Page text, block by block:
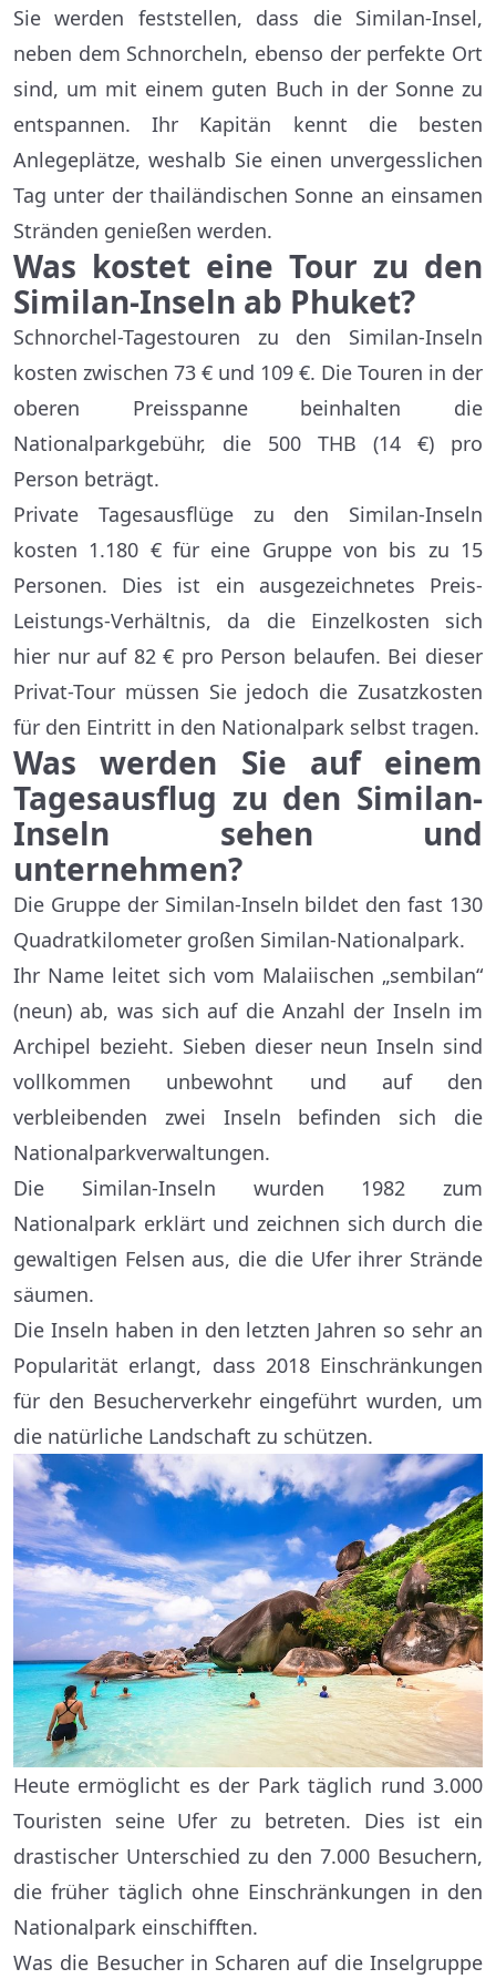
Sie werden feststellen, dass die Similan-Insel,
neben dem Schnorcheln, ebenso der perfekte Ort
sind, um mit einem guten Buch in der Sonne zu
entspannen. Ihr Kapitän kennt die besten
Anlegeplätze, weshalb Sie einen unvergesslichen
Tag unter der thailändischen Sonne an einsamen
Stränden genießen werden.
Was kostet eine Tour zu den
Similan-Inseln ab Phuket?
Schnorchel-Tagestouren zu den Similan-Inseln
kosten zwischen 73 € und 109 €. Die Touren in der
oberen Preisspanne beinhalten die
Nationalparkgebühr, die 500 THB (14 €) pro
Person beträgt.
Private Tagesausflüge zu den Similan-Inseln
kosten 1.180 € für eine Gruppe von bis zu 15
Personen. Dies ist ein ausgezeichnetes Preis-
Leistungs-Verhältnis, da die Einzelkosten sich
hier nur auf 82 € pro Person belaufen. Bei dieser
Privat-Tour müssen Sie jedoch die Zusatzkosten
für den Eintritt in den Nationalpark selbst tragen.
Was werden Sie auf einem
Tagesausflug zu den Similan-
Inseln sehen und
unternehmen?
Die Gruppe der Similan-Inseln bildet den fast 130
Quadratkilometer großen Similan-Nationalpark.
Ihr Name leitet sich vom Malaiischen „sembilan“
(neun) ab, was sich auf die Anzahl der Inseln im
Archipel bezieht. Sieben dieser neun Inseln sind
vollkommen unbewohnt und auf den
verbleibenden zwei Inseln befinden sich die
Nationalparkverwaltungen.
Die Similan-Inseln wurden 1982 zum
Nationalpark erklärt und zeichnen sich durch die
gewaltigen Felsen aus, die die Ufer ihrer Strände
säumen.
Die Inseln haben in den letzten Jahren so sehr an
Popularität erlangt, dass 2018 Einschränkungen
für den Besucherverkehr eingeführt wurden, um
die natürliche Landschaft zu schützen.
Heute ermöglicht es der Park täglich rund 3.000
Touristen seine Ufer zu betreten. Dies ist ein
drastischer Unterschied zu den 7.000 Besuchern,
die früher täglich ohne Einschränkungen in den
Nationalpark einschifften.
Was die Besucher in Scharen auf die Inselgruppe